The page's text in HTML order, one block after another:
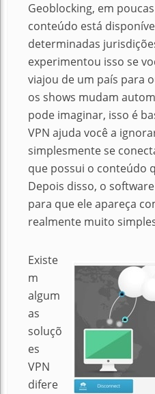
Geoblocking, em
conteúdo está
determinadas
experimentou isso se
viajou de um país para
os shows mudam
pode imaginar, isso é
VPN ajuda você a
simplesmente se
que possui o conteúdo
Depois disso, o
para que ele apareça
realmente muito
Existe
m
algum
as
soluçõ
es
VPN
difere